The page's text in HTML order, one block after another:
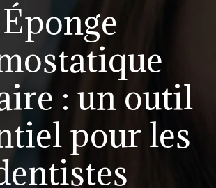
Éponge
: un outil
pour les